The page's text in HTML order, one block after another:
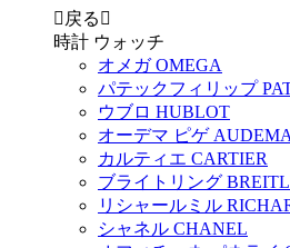
 戻る 
時計 ウォッチ
オメガ OMEGA
パテックフィリップ
ウブロ HUBLOT
オーデマ ピゲ
カルティエ CARTIER
ブライトリング
リシャールミル
シャネル CHANEL